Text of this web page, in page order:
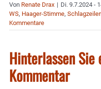
Von Renate Drax | Di. 9.7.2024 -
WS, Haager-Stimme,
Kommentare
Hinterlassen Sie
Kommentar